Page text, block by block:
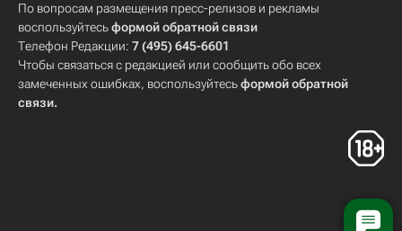
По вопросам размещения пресс-релизов и рекламы
воспользуйтесьформой обратной связи
Телефон Редакции: 7 (495) 645-6601
Чтобы связаться с редакцией или сообщить обо всех
замеченных ошибках, воспользуйтесьформой обратной
связи.